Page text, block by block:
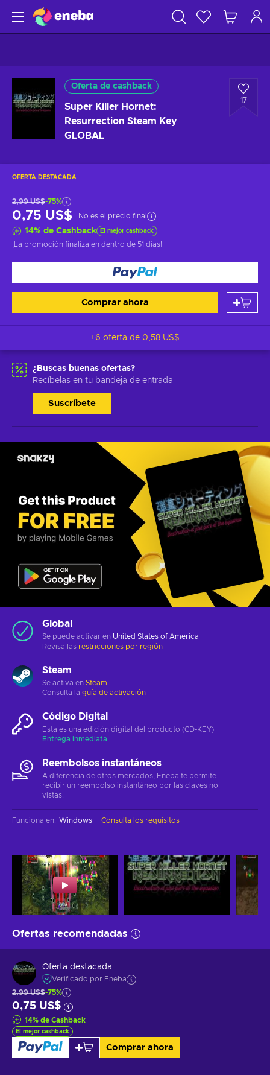
Oferta de cashback
Super Killer Hornet:
Resurrection Steam Key
GLOBAL
17
OFERTA DESTACADA
2,99 US$-75%
0,75 US$ No es el precio final
14% de Cashback El mejor cashback
¡La promoción finaliza en dentro de 51 días!
Comprar ahora
+6 oferta de 0,58 US$
¿Buscas buenas ofertas?
Recíbelas en tu bandeja de entrada
Suscríbete
Global
Se puede activar en United States of America
Revisa las restricciones por región
Steam
Se activa en Steam
Consulta la guía de activación
Código Digital
Esta es una edición digital del producto (CD-KEY)
Entrega inmediata
Reembolsos instantáneos
A diferencia de otros mercados, Eneba te permite
recibir un reembolso instantáneo por las claves no
vistas.
Funciona en: Windows Consulta los requisitos
Ofertas recomendadas
Oferta destacada
Verificado por Eneba
2,99 US$-75%
0,75 US$
14% de Cashback
El mejor cashback
Comprar ahora